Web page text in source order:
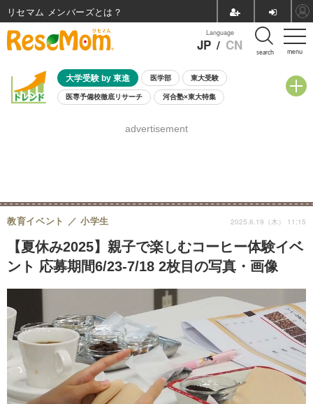
menu
Language
JP / CN search
大学受験 by 東進 医学部 東大受験
医専予備校徹底リサーチ 河合塾×東大特集
8月開催学校説明会・相談会
advertisement
【夏休み2025】親子で楽しむコーヒー体験イベ
ント 応募期間6/23-7/18 2枚目の写真・画像
教育イベント 小学生 2025.6.19（木） 11:15
リセマム メンバーズ